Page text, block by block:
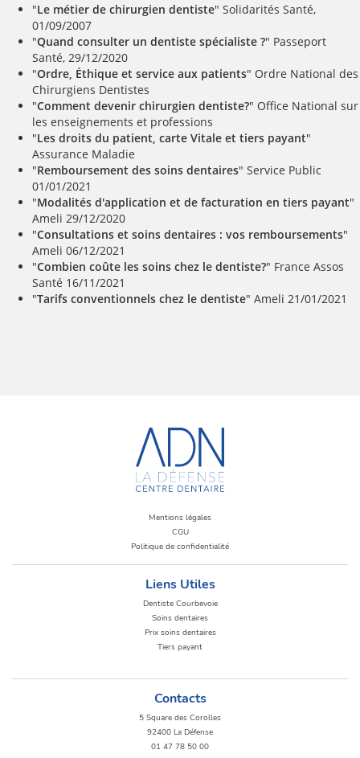
"Le métier de chirurgien dentiste" Solidarités Santé,
01/09/2007
"Quand consulter un dentiste spécialiste ?" Passeport
Santé, 29/12/2020
"Ordre, Éthique et service aux patients" Ordre National des
Chirurgiens Dentistes
"Comment devenir chirurgien dentiste?" Office National sur
les enseignements et professions
"Les droits du patient, carte Vitale et tiers payant"
Assurance Maladie
"Remboursement des soins dentaires" Service Public
01/01/2021
"Modalités d'application et de facturation en tiers payant"
Ameli 29/12/2020
"Consultations et soins dentaires : vos remboursements"
Ameli 06/12/2021
"Combien coûte les soins chez le dentiste?" France Assos
Santé 16/11/2021
"Tarifs conventionnels chez le dentiste" Ameli 21/01/2021
Mentions légales
CGU
Politique de confidentialité
Liens Utiles
Dentiste Courbevoie
Soins dentaires
Prix soins dentaires
Tiers payant
Contacts
5 Square des Corolles
92400 La Défense
01 47 78 50 00